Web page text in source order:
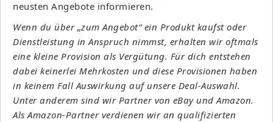
neusten Angebote informieren.
Wenn du über „zum Angebot“ ein Produkt kaufst oder
Dienstleistung in Anspruch nimmst, erhalten wir oftmals
eine kleine Provision als Vergütung. Für dich entstehen
dabei keinerlei Mehrkosten und diese Provisionen haben
in keinem Fall Auswirkung auf unsere Deal-Auswahl.
Unter anderem sind wir Partner von eBay und Amazon.
Als Amazon-Partner verdienen wir an qualifizierten